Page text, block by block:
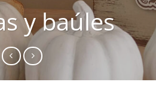
y baúles